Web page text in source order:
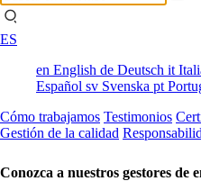
ES
en English de Deutsch it
Español sv Svenska pt
Cómo trabajamos Testimonios
Gestión de la calidad
Conozca a nuestros gestores de